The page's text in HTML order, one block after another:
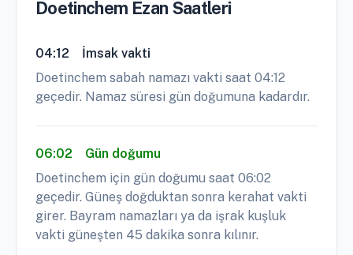
Doetinchem Ezan Saatleri
04:12
İmsak vakti
Doetinchem sabah namazı vakti saat 04:12
geçedir. Namaz süresi gün doğumuna kadardır.
06:02
Gün doğumu
Doetinchem için gün doğumu saat 06:02
geçedir. Güneş doğduktan sonra kerahat vakti
girer. Bayram namazları ya da işrak kuşluk
vakti güneşten 45 dakika sonra kılınır.